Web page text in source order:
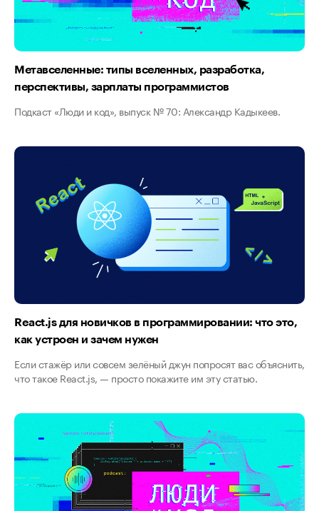
Метавселенные: типы вселенных, разработка,
перспективы, зарплаты программистов
Подкаст «Люди и код», выпуск № 70: Александр Кадыкеев.
React.js для новичков в программировании: что это,
как устроен и зачем нужен
Если стажёр или совсем зелёный джун попросят вас объяснить,
что такое React.js, — просто покажите им эту статью.